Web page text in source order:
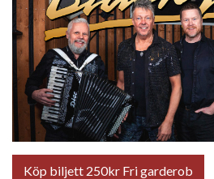
Köp biljett 250kr Fri garderob